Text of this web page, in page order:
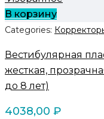
В корзину
Categories:
Вестибулярная
жесткая,
до 8 лет)
4038,00 ₽